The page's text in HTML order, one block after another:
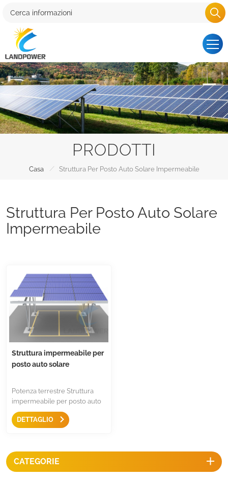
PRODOTTI
Casa / Struttura Per Posto Auto Solare Impermeabile
Struttura Per Posto Auto Solare
Impermeabile
Struttura impermeabile per
posto auto solare
Potenza terrestre Struttura
impermeabile per posto auto
solare Progettato per
parcheggi residenziali o
per parcheggi da 1, 2 e 3 auto,
come scorta per la
distribuzione delle vendite. I
DETTAGLIO
CATEGORIE